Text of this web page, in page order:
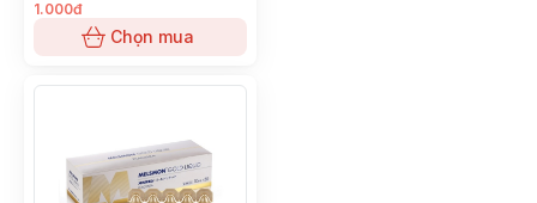
Classic
1.000đ
Chọn mua